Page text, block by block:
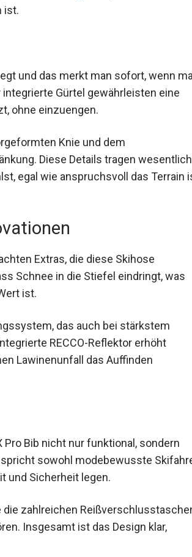
ist.
und das merkt man sofort, wenn
der integrierte Gürtel gewährleisten
sitzt, ohne einzuengen.
Knie und dem
Diese Details tragen wesentlich
egal wie anspruchsvoll das Terrain
Extras, die diese Skihose
Schnee in die Stiefel eindringt, was
ist.
das auch bei stärkstem
RECCO-Reflektor erhöht
Lawinenunfall das Auffinden
Pro Bib nicht nur funktional, sondern
sowohl modebewusste
und Sicherheit legen.
die zahlreichen
ohne die Optik zu stören.